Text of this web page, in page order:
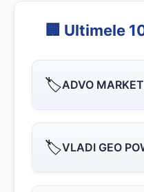
🏢 Ultimele
🏷️ADVO
🏷️VLADI GEO